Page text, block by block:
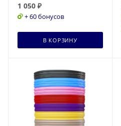
1 050 ₽
+ 60 бонусов
В КОРЗИНУ